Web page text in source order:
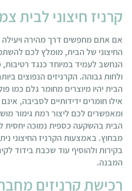
קרניז חיצוני לבית
אם אתם מחפשים דרך מהירה
החיצוני של הבית, מומלץ לכם
הנחשב לעמיד במיוחד כנגד
ולחות גבוהה. הקרניזים הנפוצים
הבית יהיו מיוצרים מחומר גלם כמו
אילו חומרים ידידותיים לסביבה,
ומאפשרים לכם ליצור רמת גימור
הבית בהשקעה כספית נמוכה יחסית
מבחוץ. באמצעות הקרניז החיצוני
בקירות ולהוסיף עוד שכבת בידוד
המבנה.
רכישת קרניזים